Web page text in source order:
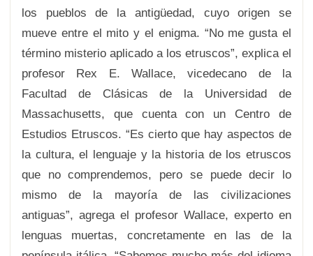
los pueblos de la antigüedad, cuyo origen se
mueve entre el mito y el enigma. “No me gusta el
término misterio aplicado a los etruscos”, explica el
profesor Rex E. Wallace, vicedecano de la
Facultad de Clásicas de la Universidad de
Massachusetts, que cuenta con un Centro de
Estudios Etruscos. “Es cierto que hay aspectos de
la cultura, el lenguaje y la historia de los etruscos
que no comprendemos, pero se puede decir lo
mismo de la mayoría de las civilizaciones
antiguas”, agrega el profesor Wallace, experto en
lenguas muertas, concretamente en las de la